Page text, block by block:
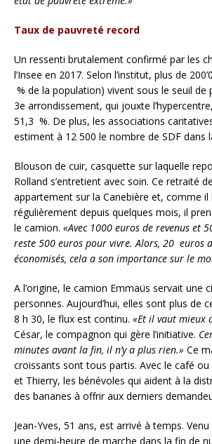
Taux de pauvreté record
Un ressenti brutalement confirmé par les
l’Insee en 2017. Selon l’institut, plus de
% de la population) vivent sous le seuil de
3e arrondissement, qui jouxte
51,3 %. De plus, les associations
estiment à 12 500 le nombre de SDF dans
Blouson de cuir, casquette sur laquelle
Rolland s’entretient avec soin. Ce retraité
appartement sur la Canebière et, comme il
régulièrement depuis quelques mois, il
le camion. «Avec 1000 euros de revenus et
reste 500 euros pour vivre. Alors, 20 euros
économisés, cela a son importance sur le
A l’origine, le camion Emmaüs servait une
personnes. Aujourd’hui, elles sont plus de
8 h 30, le flux est continu. «Et il vaut mieux
César, le compagnon qui gère l’initiative.
minutes avant la fin, il n’y a plus rien.» Ce
croissants sont tous partis. Avec le café
et Thierry, les bénévoles qui aident à la
des bananes à offrir aux derniers
Jean-Yves, 51 ans, est arrivé à temps.
une demi-heure de marche dans la fin de